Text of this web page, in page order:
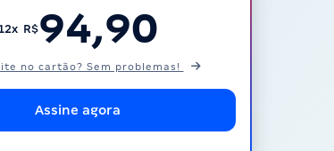
R$94,90
no cartão? Sem problemas!
Assine agora